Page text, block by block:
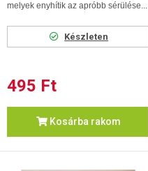
melyek enyhítik az apróbb sérülése...
Készleten
495 Ft
Kosárba rakom